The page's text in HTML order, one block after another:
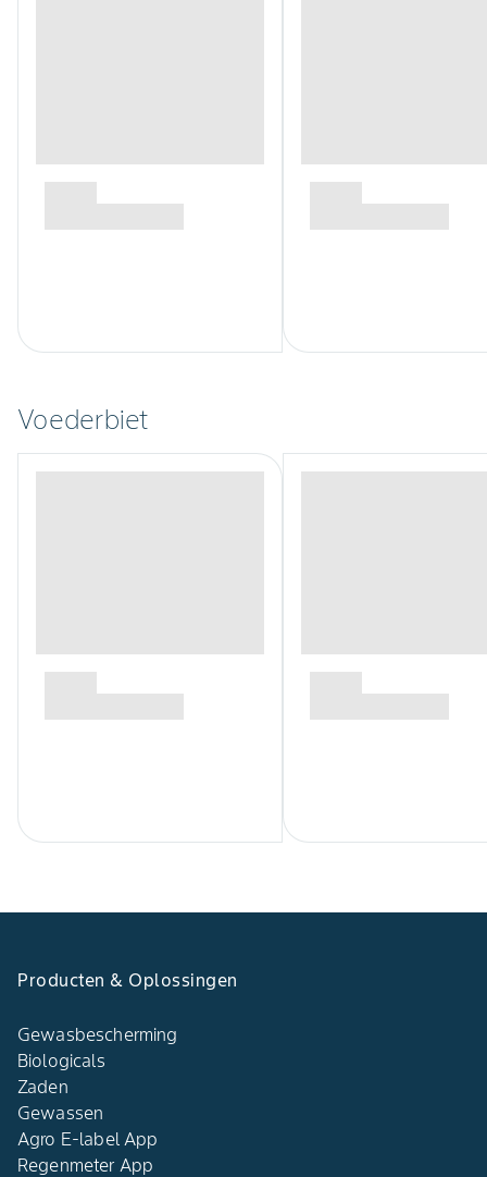
Voederbiet
Producten & Oplossingen
Gewasbescherming
Biologicals
Zaden
Gewassen
Agro E-label App
Regenmeter App